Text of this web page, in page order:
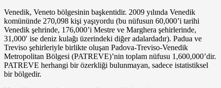
Venedik, Veneto bölgesinin başkentidir. 2009 yılında Venedik
komününde 270,098 kişi yaşıyordu (bu nüfusun 60,000’i tarihi
Venedik şehrinde, 176,000’i Mestre ve Marghera şehirlerinde,
31,000′ ise deniz kulağı üzerindeki diğer adalardadır). Padua ve
Treviso şehirleriyle birlikte oluşan Padova-Treviso-Venedik
Metropolitan Bölgesi (PATREVE)’nin toplam nüfusu 1,600,000’dir.
PATREVE herhangi bir özerkliği bulunmayan, sadece istatistiksel
bir bölgedir.